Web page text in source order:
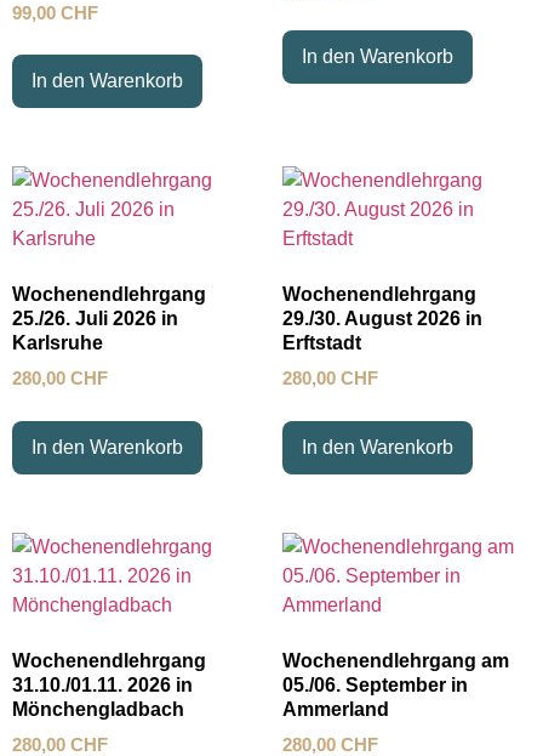
99,00 CHF
In den Warenkorb
In den Warenkorb
Wochenendlehrgang
25./26. Juli 2026 in
Karlsruhe
280,00 CHF
In den Warenkorb
Wochenendlehrgang
29./30. August 2026 in
Erftstadt
280,00 CHF
In den Warenkorb
Wochenendlehrgang
31.10./01.11. 2026 in
Mönchengladbach
280,00 CHF
Wochenendlehrgang am
05./06. September in
Ammerland
280,00 CHF